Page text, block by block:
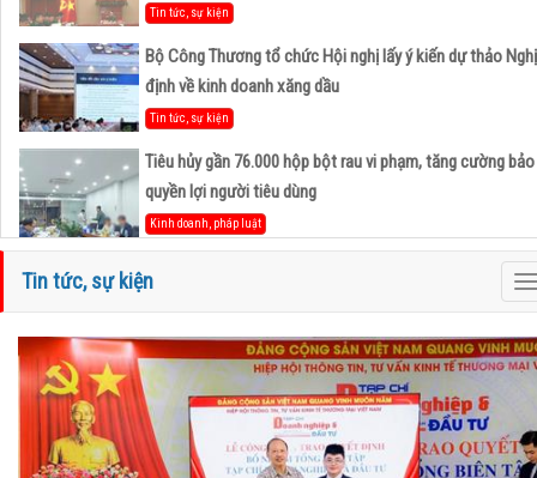
Tin tức, sự kiện
Bộ Công Thương tổ chức Hội nghị lấy ý kiến dự thảo Nghị
định về kinh doanh xăng dầu
Tin tức, sự kiện
Tiêu hủy gần 76.000 hộp bột rau vi phạm, tăng cường
quyền lợi người tiêu dùng
Kinh doanh, pháp luật
Hà Tĩnh và Petrovietnam thúc đẩy hợp tác phát triển
tâm công nghiệp - năng lượng sinh thái tại Vũng Áng
Hội nghị toàn quốc quán triệt và triển khai thực hiện Nghị
quyết Hội nghị Trung ương 3
Tin tức, sự kiện
Tin tức, sự kiện